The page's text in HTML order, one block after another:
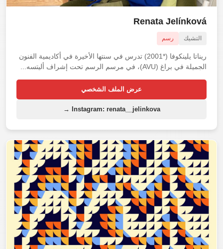
Renata Jelínková
التشيك رسم
ريناتا يلينكوفا (*2001) تدرس في سنتها الأخيرة في أكاديمية الفنون
الجميلة في براغ (AVU)، في مرسم الرسم تحت إشراف أليتسه...
عرض الملف الشخصي
Instagram: renata__jelinkova →